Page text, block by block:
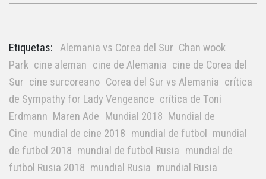
Etiquetas: Alemania vs Corea del Sur Chan wook
Park cine aleman cine de Alemania cine de Corea del
Sur cine surcoreano Corea del Sur vs Alemania crítica
de Sympathy for Lady Vengeance crítica de Toni
Erdmann Maren Ade Mundial 2018 Mundial de
Cine mundial de cine 2018 mundial de futbol
mundial
de futbol 2018 mundial de futbol Rusia mundial de
futbol Rusia 2018 mundial Rusia mundial Rusia